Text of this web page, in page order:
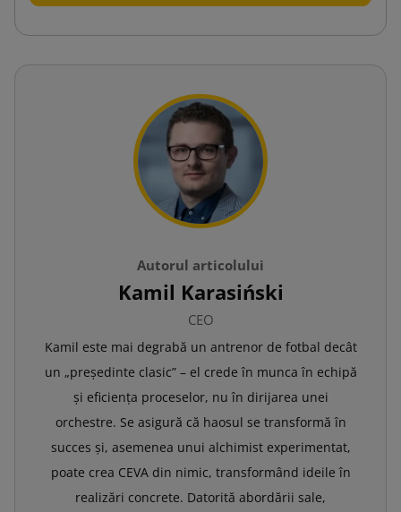
Autorul articolului
Kamil Karasiński
CEO
Kamil este mai degrabă un antrenor de fotbal decât
un „președinte clasic” – el crede în munca în echipă
și eficiența proceselor, nu în dirijarea unei
orchestre. Se asigură că haosul se transformă în
succes și, asemenea unui alchimist experimentat,
poate crea CEVA din nimic, transformând ideile în
realizări concrete. Datorită abordării sale,